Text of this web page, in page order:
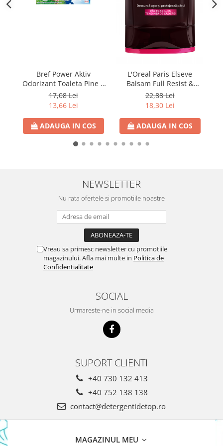
Detergent Vase Pentru Masina
Lavete Si Bureti
Curatenie Bucatarie
Pungi Ambalare / Saci Menajeri
Diverse pentru bucatarie
Igiena si Dezinfectie
Detartrant WC
Dezinfectant Bucatarie
Gel Antibacterian
Igienol Dezinfectant
Produse Curatenie Baie
Prosoape De Hartie Si Servetele
Odorizant Camera Electric
Odorizant Camera Air Wick
Odorizant Camera cu Betisoare
Odorizant Camera Electric
Profesional
Bref Power Aktiv
Odorizant Toaleta Pine 3
x 50G
17,08 Lei
13,66 Lei
ADAUGA IN COS
L'Oreal Paris Elseve
Balsam Full Resist &
Arginina 200ml
22,88 Lei
18,30 Lei
ADAUGA IN COS
NEWSLETTER
Nu rata ofertele si promotiile noastre
Vreau sa primesc newsletter cu promotiile
magazinului. Afla mai multe in Politica de
Confidentialitate
SOCIAL
Urmareste-ne in social media
SUPORT CLIENTI
+40 730 132 413
+40 752 138 138
contact@detergentidetop.ro
MAGAZINUL MEU